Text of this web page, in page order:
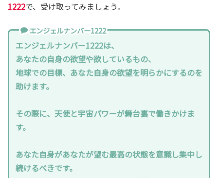
1222で、受け取ってみましょう。
エンジェルナンバー1222
エンジェルナンバー1222は、
あなたの自身の欲望や欲しているもの、
地球での目標、あなた自身の欲望を明らかにするのを
助けます。
その際に、天使と宇宙パワーが舞台裏で働きかけま
す。
あなた自身があなたが望む最高の状態を意識し集中し
続けるべきです。